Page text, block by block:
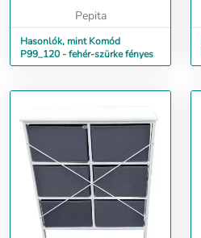
Pepita
Hasonlók, mint Komód
P99_120 - fehér-szürke fényes